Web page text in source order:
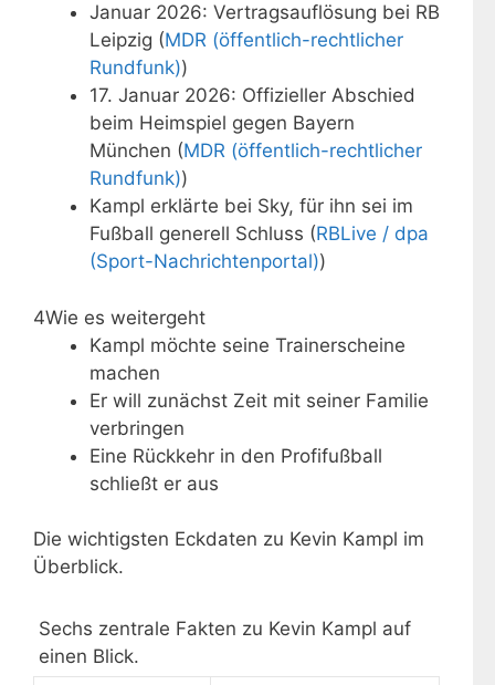
Januar 2026: Vertragsauflösung bei RB
Leipzig (MDR (öffentlich-rechtlicher
Rundfunk))
17. Januar 2026: Offizieller Abschied
beim Heimspiel gegen Bayern
München (MDR (öffentlich-rechtlicher
Rundfunk))
Kampl erklärte bei Sky, für ihn sei im
Fußball generell Schluss (RBLive / dpa
(Sport-Nachrichtenportal))
4Wie es weitergeht
Kampl möchte seine Trainerscheine
machen
Er will zunächst Zeit mit seiner Familie
verbringen
Eine Rückkehr in den Profifußball
schließt er aus
Die wichtigsten Eckdaten zu Kevin Kampl im
Überblick.
Sechs zentrale Fakten zu Kevin Kampl auf
einen Blick.